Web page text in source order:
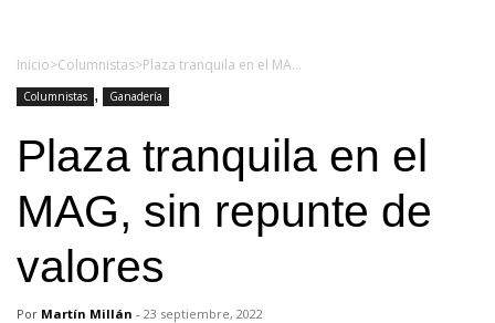
Inicio>Columnistas> Plaza tranquila en el MAG, sin repunte de valores
Columnistas , Ganadería
Plaza tranquila en el
MAG, sin repunte de
valores
Por Martín Millán - 23 septiembre, 2022